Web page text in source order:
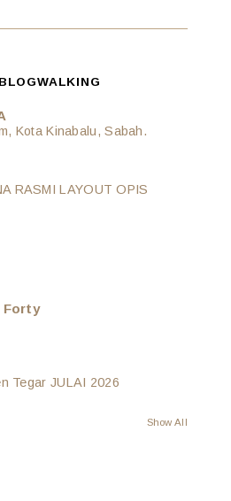
Kota Kinabalu, Sabah.
RASMI LAYOUT OPIS
Forty
Tegar JULAI 2026
Show All